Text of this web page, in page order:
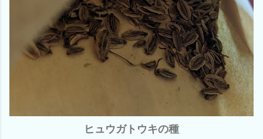
ヒュウガトウキの種